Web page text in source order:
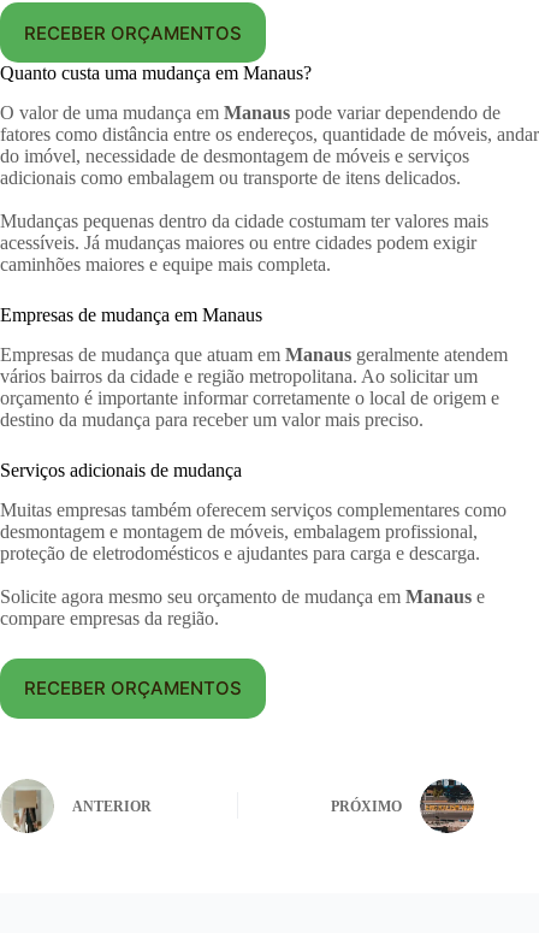
RECEBER ORÇAMENTOS
Quanto custa uma mudança em Manaus?
O valor de uma mudança em Manaus pode variar dependendo de
fatores como distância entre os endereços, quantidade de móveis, andar
do imóvel, necessidade de desmontagem de móveis e serviços
adicionais como embalagem ou transporte de itens delicados.
Mudanças pequenas dentro da cidade costumam ter valores mais
acessíveis. Já mudanças maiores ou entre cidades podem exigir
caminhões maiores e equipe mais completa.
Empresas de mudança em Manaus
Empresas de mudança que atuam em Manaus geralmente atendem
vários bairros da cidade e região metropolitana. Ao solicitar um
orçamento é importante informar corretamente o local de origem e
destino da mudança para receber um valor mais preciso.
Serviços adicionais de mudança
Muitas empresas também oferecem serviços complementares como
desmontagem e montagem de móveis, embalagem profissional,
proteção de eletrodomésticos e ajudantes para carga e descarga.
Solicite agora mesmo seu orçamento de mudança em Manaus e
compare empresas da região.
RECEBER ORÇAMENTOS
ANTERIOR PRÓXIMO